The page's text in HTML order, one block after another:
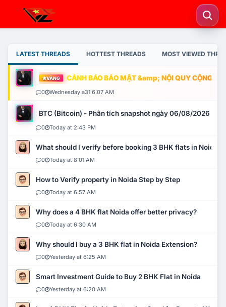
LATEST THREADS HOTTEST THREADS MOST VIEWED
VÀNG CẢNH BÁO BẢO MẬT &amp; NỘI QUY CỘNG
0 Wednesday a31 6:07 AM
BTC (Bitcoin) - Phân tích snapshot ngày 06/08/2026
0 Today at 2:43 PM
What should I verify before booking 3 BHK flats in Noida?
0 Today at 8:01 AM
How to Verify property in Noida Step by Step
0 Today at 6:57 AM
Why does a 4 BHK flat Noida offer better privacy?
0 Today at 6:30 AM
Why should I buy a 3 BHK flat in Noida Extension?
0 Yesterday at 6:25 AM
Smart Investment Guide to Buy 2 BHK Flat in Noida
0 Yesterday at 6:20 AM